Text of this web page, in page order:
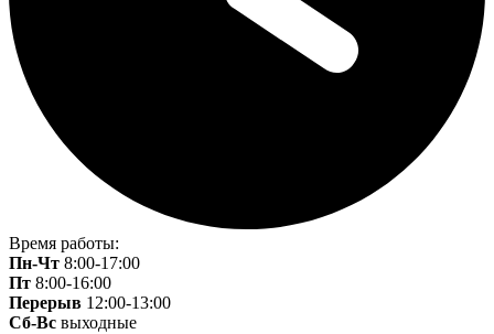
Время работы:
Пн-Чт 8:00-17:00
Пт 8:00-16:00
Перерыв 12:00-13:00
Сб-Вс выходные